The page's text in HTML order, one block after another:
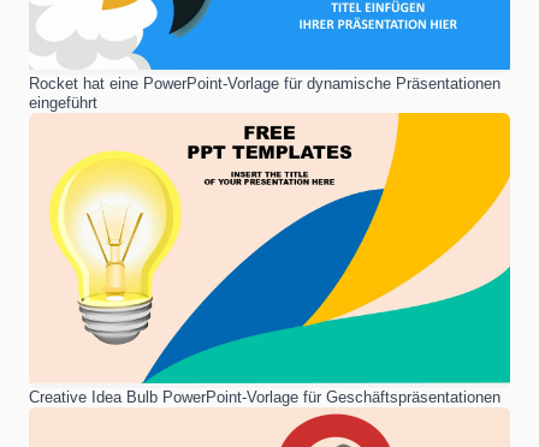
Rocket hat eine PowerPoint-Vorlage für dynamische Präsentationen
eingeführt
Creative Idea Bulb PowerPoint-Vorlage für Geschäftspräsentationen